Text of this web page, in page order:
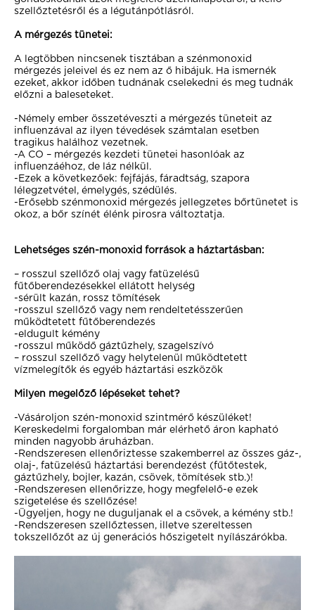
szellőztetésről és a légutánpótlásról.
A mérgezés tünetei:
A legtöbben nincsenek tisztában a szénmonoxid
mérgezés jeleivel és ez nem az ő hibájuk. Ha ismernék
ezeket, akkor időben tudnának cselekedni és meg tudnák
előzni a baleseteket.
-Némely ember összetéveszti a mérgezés tüneteit az
influenzával az ilyen tévedések számtalan esetben
tragikus halálhoz vezetnek.
-A CO – mérgezés kezdeti tünetei hasonlóak az
influenzáéhoz, de láz nélkül.
-Ezek a következőek: fejfájás, fáradtság, szapora
lélegzetvétel, émelygés, szédülés.
-Erősebb szénmonoxid mérgezés jellegzetes bőrtünetet is
okoz, a bőr színét élénk pirosra változtatja.
Lehetséges szén-monoxid források a háztartásban:
– rosszul szellőző olaj vagy fatüzelésű
fűtőberendezésekkel ellátott helység
-sérült kazán, rossz tömítések
-rosszul szellőző vagy nem rendeltetésszerűen
működtetett fűtőberendezés
-eldugult kémény
-rosszul működő gáztűzhely, szagelszívó
– rosszul szellőző vagy helytelenül működtetett
vízmelegítők és egyéb háztartási eszközök
Milyen megelőző lépéseket tehet?
-Vásároljon szén-monoxid szintmérő készüléket!
Kereskedelmi forgalomban már elérhető áron kapható
minden nagyobb áruházban.
-Rendszeresen ellenőriztesse szakemberrel az összes gáz-,
olaj-, fatüzelésű háztartási berendezést (fűtőtestek,
gáztűzhely, bojler, kazán, csövek, tömítések stb.)!
-Rendszeresen ellenőrizze, hogy megfelelő-e ezek
szigetelése és szellőzése!
-Ügyeljen, hogy ne duguljanak el a csövek, a kémény stb.!
-Rendszeresen szellőztessen, illetve szereltessen
tokszellőzőt az új generációs hőszigetelt nyílászárókba.